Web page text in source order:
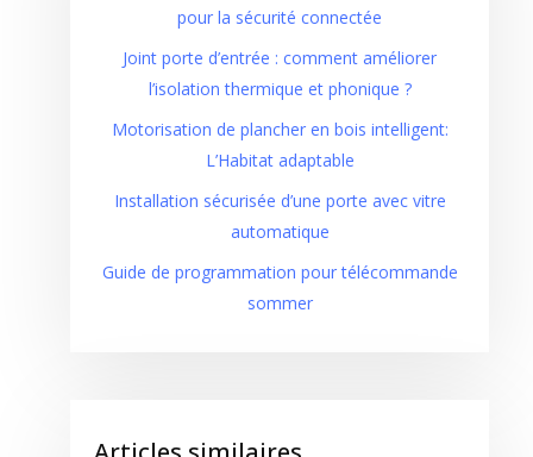
pour la sécurité connectée
Joint porte d’entrée : comment améliorer
l’isolation thermique et phonique ?
Motorisation de plancher en bois intelligent:
L’Habitat adaptable
Installation sécurisée d’une porte avec vitre
automatique
Guide de programmation pour télécommande
sommer